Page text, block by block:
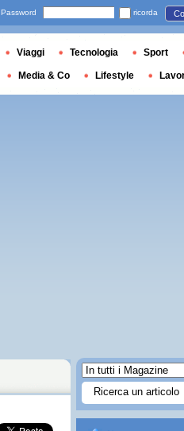
Password ricorda
Viaggi Tecnologia Sport
Media & Co Lifestyle